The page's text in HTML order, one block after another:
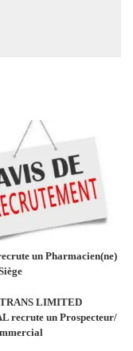
un Pharmacien(ne)
LIMITED
recrute un Prospecteur/